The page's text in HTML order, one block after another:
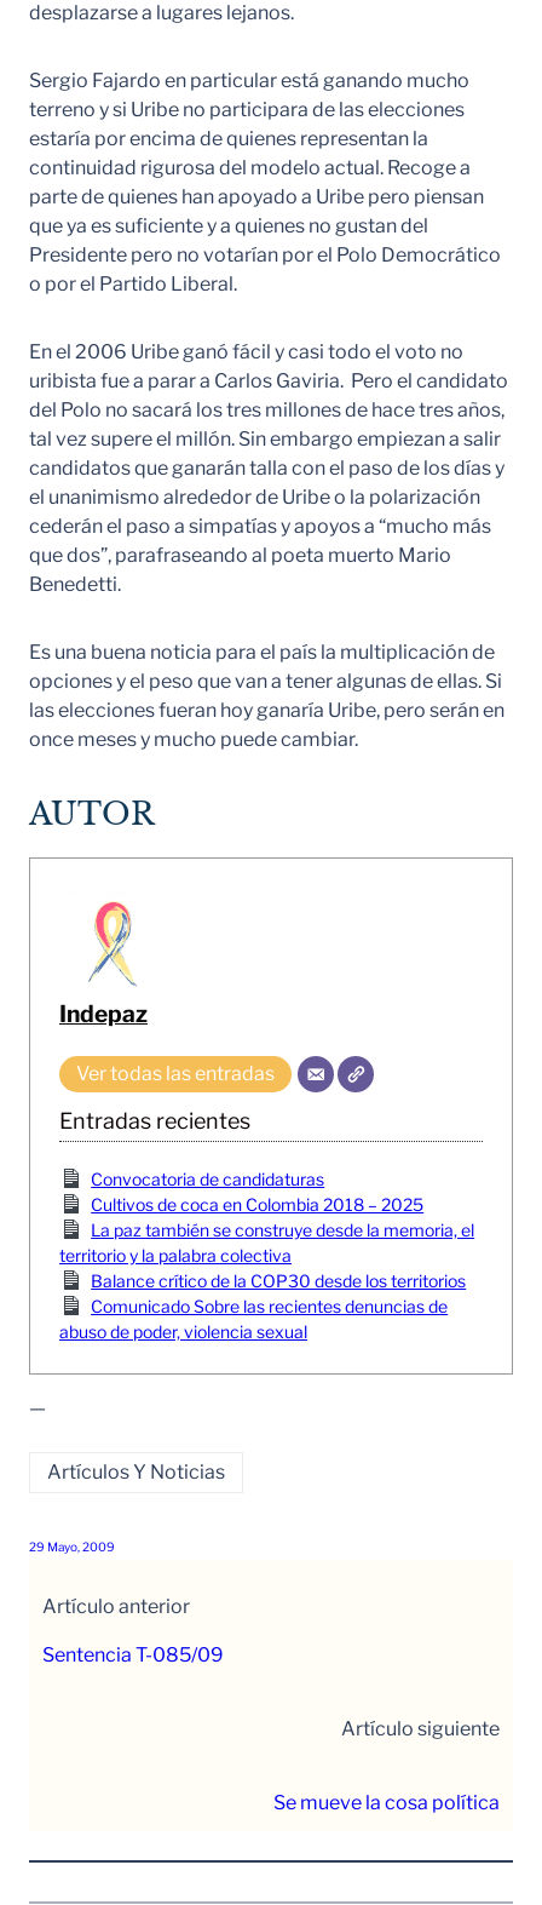
desplazarse a lugares lejanos.
Sergio Fajardo en particular está ganando mucho
terreno y si Uribe no participara de las elecciones
estaría por encima de quienes representan la
continuidad rigurosa del modelo actual. Recoge a
parte de quienes han apoyado a Uribe pero piensan
que ya es suficiente y a quienes no gustan del
Presidente pero no votarían por el Polo Democrático
o por el Partido Liberal.
En el 2006 Uribe ganó fácil y casi todo el voto no
uribista fue a parar a Carlos Gaviria. Pero el candidato
del Polo no sacará los tres millones de hace tres años,
tal vez supere el millón. Sin embargo empiezan a salir
candidatos que ganarán talla con el paso de los días y
el unanimismo alrededor de Uribe o la polarización
cederán el paso a simpatías y apoyos a “mucho más
que dos”, parafraseando al poeta muerto Mario
Benedetti.
Es una buena noticia para el país la multiplicación de
opciones y el peso que van a tener algunas de ellas. Si
las elecciones fueran hoy ganaría Uribe, pero serán en
once meses y mucho puede cambiar.
AUTOR
Indepaz
Ver todas las entradas
Entradas recientes
Convocatoria de candidaturas
Cultivos de coca en Colombia 2018 – 2025
La paz también se construye desde la memoria, el
territorio y la palabra colectiva
Balance crítico de la COP30 desde los territorios
Comunicado Sobre las recientes denuncias de
abuso de poder, violencia sexual
—
Artículos Y Noticias
29 Mayo, 2009
Artículo anterior
Sentencia T-085/09
Artículo siguiente
Se mueve la cosa política